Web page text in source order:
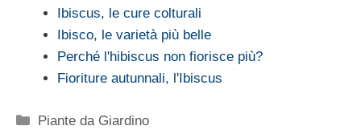
Ibiscus, le cure colturali
Ibisco, le varietà più belle
Perché l'hibiscus non fiorisce più?
Fioriture autunnali, l'Ibiscus
Categorie
Piante da Giardino